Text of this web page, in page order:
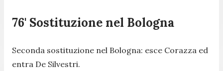
76' Sostituzione nel Bologna
Seconda sostituzione nel Bologna: esce Corazza ed
entra De Silvestri.